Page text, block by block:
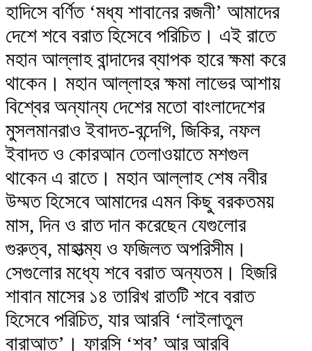
হাদিসে বর্ণিত ‘মধ্য শাবানের রজনী’ আমাদের
দেশে শবে বরাত হিসেবে পরিচিত। এই রাতে
মহান আল্লাহ বান্দাদের ব্যাপক হারে ক্ষমা করে
থাকেন। মহান আল্লাহর ক্ষমা লাভের আশায়
বিশ্বের অন্যান্য দেশের মতো বাংলাদেশের
মুসলমানরাও ইবাদত-বন্দেগি, জিকির, নফল
ইবাদত ও কোরআন তেলাওয়াতে মশগুল
থাকেন এ রাতে। মহান আল্লাহ শেষ নবীর
উম্মত হিসেবে আমাদের এমন কিছু বরকতময়
মাস, দিন ও রাত দান করেছেন যেগুলোর
গুরুত্ব, মাহাত্ম্য ও ফজিলত অপরিসীম।
সেগুলোর মধ্যে শবে বরাত অন্যতম। হিজরি
শাবান মাসের ১৪ তারিখ রাতটি শবে বরাত
হিসেবে পরিচিত, যার আরবি ‘লাইলাতুল
বারাআত’। ফারসি ‘শব’ আর আরবি